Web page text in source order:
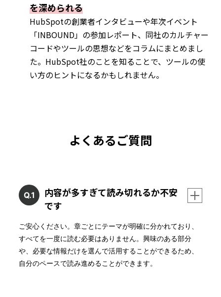
を深められる
HubSpotの創業者インタビューや年次イベント
「INBOUND」の参加レポート、同社のカルチャー
コードやツールの思想などをコラムにまとめまし
た。HubSpot社のことを知ることで、ツールの使
い方のヒントになるかもしれません。
よくあるご質問
Q.1
内容が多すぎて読み切れるか不安
です
ご安心ください。章ごとにテーマが明確に分かれており、
すべてを一度に読む必要はありません。興味のある部分
や、必要な情報だけを選んで活用することができるため、
自分のペースで読み進めることができます。